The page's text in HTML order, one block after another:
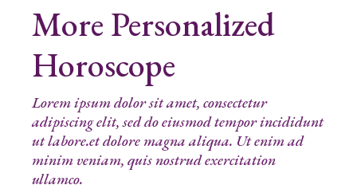
More Personalized
Horoscope
Lorem ipsum dolor sit amet, consectetur
adipiscing elit, sed do eiusmod tempor incididunt
ut labore.et dolore magna aliqua. Ut enim ad
minim veniam, quis nostrud exercitation
ullamco.